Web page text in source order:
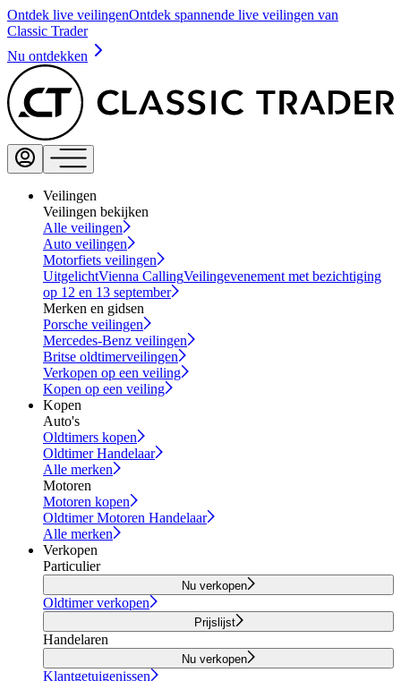
Ontdek live veilingenOntdek spannende live veilingen van
Classic Trader
Nu ontdekken
Veilingen
Veilingen bekijken
Alle veilingen
Auto veilingen
Motorfiets veilingen
UitgelichtVienna CallingVeilingevenement met bezichtiging
op 12 en 13 september
Merken en gidsen
Porsche veilingen
Mercedes-Benz veilingen
Britse oldtimerveilingen
Verkopen op een veiling
Kopen op een veiling
Kopen
Auto's
Oldtimers kopen
Oldtimer Handelaar
Alle merken
Motoren
Motoren kopen
Oldtimer Motoren Handelaar
Alle merken
Verkopen
Particulier
Nu verkopen
Oldtimer verkopen
Prijslijst
Handelaren
Nu verkopen
Klantgetuigenissen